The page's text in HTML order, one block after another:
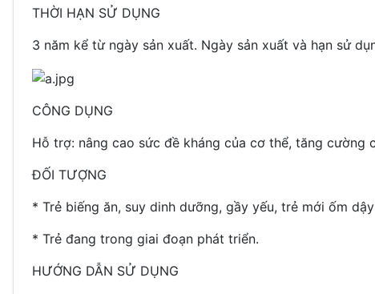
THỜI HẠN SỬ DỤNG
3 năm kể từ ngày sản xuất. Ngày sản xuất và hạn sử
CÔNG DỤNG
Hỗ trợ: nâng cao sức đề kháng của cơ thể, tăng cường
ĐỐI TƯỢNG
* Trẻ biếng ăn, suy dinh dưỡng, gầy yếu, trẻ mới ốm
* Trẻ đang trong giai đoạn phát triển.
HƯỚNG DẪN SỬ DỤNG